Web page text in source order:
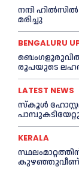
നന്ദി
മരിച്ചു
BENGALURU
ബെംഗളൂരുവിൽ
രൂപയുടെ
LATEST NEWS
സ്കൂള്‍
KERALA
കുഴഞ്ഞുവീണ്